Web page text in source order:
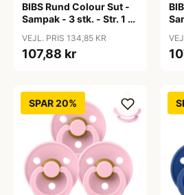
BIBS Rund Colour Sut -
Sampak - 3 stk. - Str. 1 -
VEJL. PRIS 134,85 KR
107,88 kr
SPAR 20%